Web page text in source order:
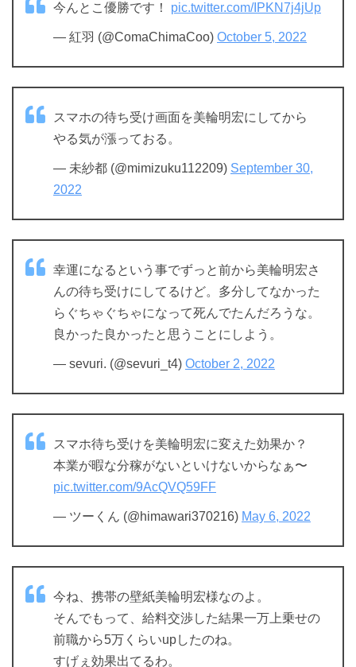
今んとこ優勝です！ pic.twitter.com/IPKN7j4jUp
— 紅羽 (@ComaChimaCoo) October 5, 2022
スマホの待ち受け画面を美輪明宏にしてから
やる気が漲っておる。
— 未紗都 (@mimizuku112209) September 30,
2022
幸運になるという事でずっと前から美輪明宏さ
んの待ち受けにしてるけど。多分してなかった
らぐちゃぐちゃになって死んでたんだろうな。
良かった良かったと思うことにしよう。
— sevuri. (@sevuri_t4) October 2, 2022
スマホ待ち受けを美輪明宏に変えた効果か？
本業が暇な分稼がないといけないからなぁ〜
pic.twitter.com/9AcQVQ59FF
— ツーくん (@himawari370216) May 6, 2022
今ね、携帯の壁紙美輪明宏様なのよ。
そんでもって、給料交渉した結果一万上乗せの
前職から5万くらいupしたのね。
すげぇ効果出てるわ。